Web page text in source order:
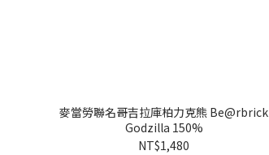
麥當勞聯名哥吉拉庫柏力克熊 Be@rbrick
Godzilla 150%
NT$1,480